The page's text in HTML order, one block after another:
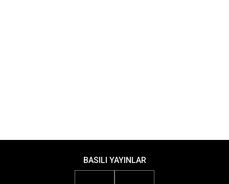
BASILI YAYINLAR